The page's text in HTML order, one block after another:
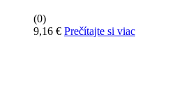
(0)
9,16 € Prečítajte si viac